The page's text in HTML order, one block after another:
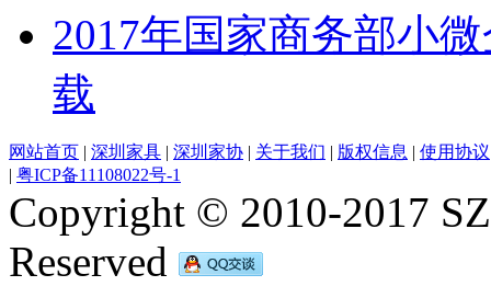
2017年国家商务部小
载
网站首页 | 深圳家具 | 深圳家协 | 关于我们 | 版权信息 | 使用协议
| 粤ICP备11108022号-1
Copyright © 2010-2017
Reserved